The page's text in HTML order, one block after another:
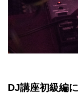
DJ講座初級編